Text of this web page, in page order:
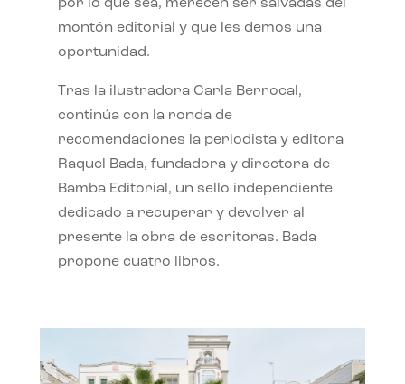
por lo que sea, merecen ser salvadas del
montón editorial y que les demos una
oportunidad.
Tras la ilustradora Carla Berrocal,
continúa con la ronda de
recomendaciones la periodista y editora
Raquel Bada, fundadora y directora de
Bamba Editorial, un sello independiente
dedicado a recuperar y devolver al
presente la obra de escritoras. Bada
propone cuatro libros.